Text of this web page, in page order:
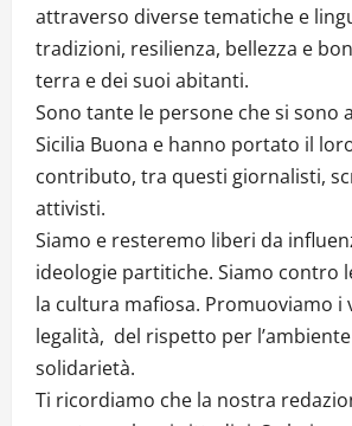
attraverso diverse tematiche e
tradizioni, resilienza, bellezza e
terra e dei suoi abitanti.
Sono tante le persone che si sono
Sicilia Buona e hanno portato il
contributo, tra questi giornalisti,
attivisti.
Siamo e resteremo liberi da
ideologie partitiche. Siamo contro
la cultura mafiosa. Promuoviamo i
legalità, del rispetto per
solidarietà.
Ti ricordiamo che la nostra